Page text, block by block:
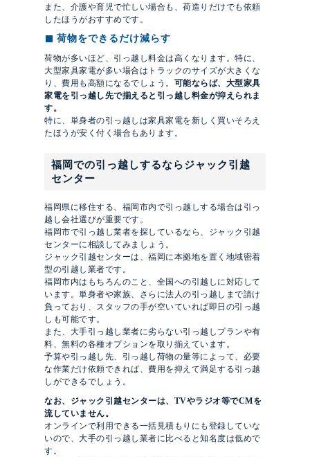
また、介護や育児で忙しい場合も、荷造りだけでも依頼
したほうがおすすめです。
荷物をできるだけ減らす
荷物が多いほど、引っ越し料金は高くなります。特に、
大型家具家電が多い場合はトラックのサイズが大きくな
り、費用も高額になるでしょう。 可能ならば、大型家具
家電を引っ越し先で揃えると引っ越し料金が抑えられま
す。
特に、単身者の引っ越しは家具家電を新しく買いそろえ
たほうが安く付く場合もあります。
福岡での引っ越しするならジャック引越
センター
福岡県に移住する、福岡市内で引っ越しする場合は引っ
越し会社選びが重要です。
福岡市で引っ越し業者を探しているなら、ジャック引越
センターに相談してみましょう。
ジャック引越センターは、福岡に本拠地を置く地域密着
型の引越し業者です。
福岡市内はもちろんのこと、全国への引越しに対応して
います。単身者や家族、さらに法人の引っ越しまで請け
負っており、スタッフの手が空いていれば即日の引っ越
しも可能です。
また、大手引っ越し業者に劣らない引っ越しプランや有
料、無料の各種オプションを取り揃えています。
予算や引っ越し先、引っ越し荷物の量等によって、必要
な作業だけ依頼できれば、費用を抑えて満足する引っ越
しができるでしょう。
なお、ジャック引越センターは、TVやラジオ等でCMを
流していません。
オンラインで利用できる一括見積もりにも登録していな
いので、大手の引っ越し業者に比べると知名度は低めで
す。